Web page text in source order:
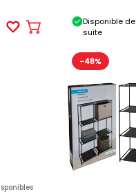
Ajouter
Disponible de
suite
-48%